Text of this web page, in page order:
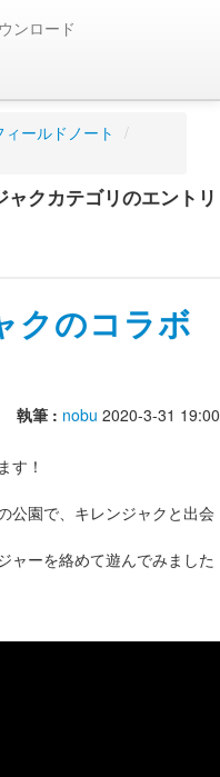
ンロード
ィールドノート /
クカテゴリのエントリ
クのコラボ
執筆 : nobu 2020-3-31 19:00
す！
公園で、キレンジャクと出会
ャーを絡めて遊んでみました